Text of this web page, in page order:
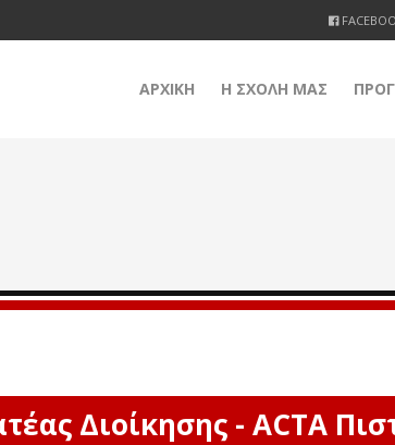
ΑΡΧΙΚΗ Η ΣΧΟΛΗ ΜΑΣ
Διοίκησης - ACTA